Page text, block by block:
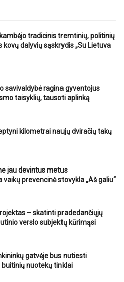
tradicinis tremtinių, politinių
kovų dalyvių sąskrydis „Su Lietuva
savivaldybė ragina gyventojus
taisyklių, tausoti aplinką
kilometrai naujų dviračių takų
jau devintus metus
prevencinė stovykla „Aš galiu“
– skatinti pradedančiųjų
verslo subjektų kūrimąsi
gatvėje bus nutiesti
nuotekų tinklai